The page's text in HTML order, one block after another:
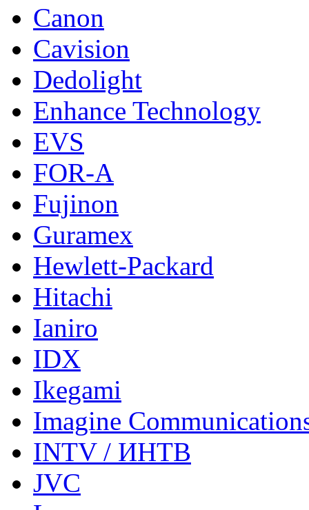
Canon
Cavision
Dedolight
Enhance Technology
EVS
FOR-A
Fujinon
Guramex
Hewlett-Packard
Hitachi
Ianiro
IDX
Ikegami
Imagine
INTV / ИНТВ
JVC